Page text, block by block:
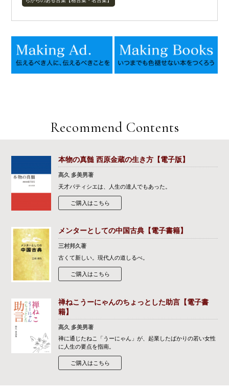
Recommend Contents
本物の真髄 西原金蔵の生き方【電子版】
髙久 多美男著
天才パティシエは、人生の達人でもあった。
ご購入はこちら
メンターとしての中国古典【電子書籍】
三村邦久著
古くて新しい。現代人の道しるべ。
ご購入はこちら
禅ねこうーにゃんのちょっとした助言【電子書
籍】
髙久 多美男著
禅に通じたねこ「うーにゃん」が、起業したばかりの若い女性
に人生の要点を指南。
ご購入はこちら